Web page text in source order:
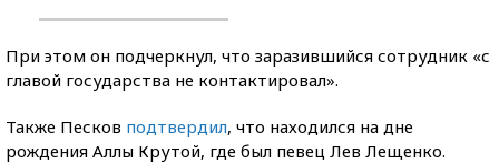
При этом он подчеркнул, что заразившийся сотрудник «с
главой государства не контактировал».
Также Песков подтвердил, что находился на дне
рождения Аллы Крутой, где был певец Лев Лещенко.